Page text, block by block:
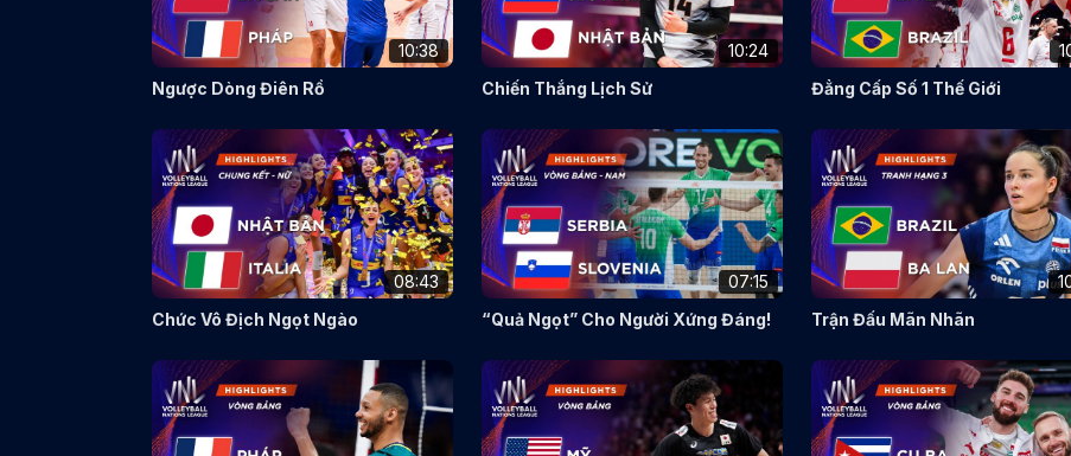
10:38
Ngược Dòng Điên Rồ
10:24
Chiến Thắng Lịch Sử
Đẳng Cấp Số 1 Thế Giới
08:43
Chức Vô Địch Ngọt Ngào
07:15
“Quả Ngọt” Cho Người Xứng Đáng!
Trận Đấu Mãn Nhãn